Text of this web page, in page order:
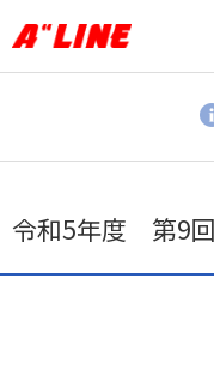
令和5年度 第9